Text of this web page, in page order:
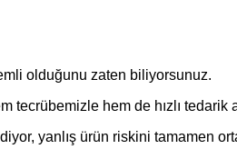
olduğunu zaten biliyorsunuz.
tecrübemizle hem de hızlı tedarik
yanlış ürün riskini tamamen